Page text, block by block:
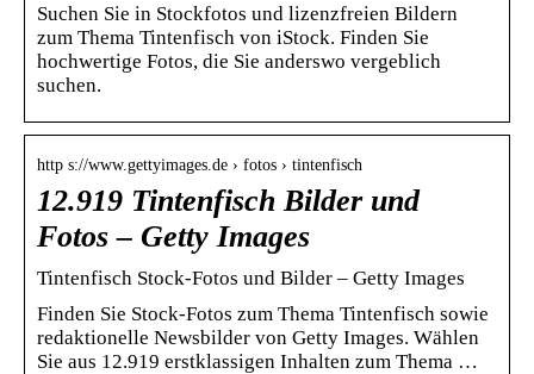
Suchen Sie in Stockfotos und lizenzfreien Bildern
zum Thema Tintenfisch von iStock. Finden Sie
hochwertige Fotos, die Sie anderswo vergeblich
suchen.
http s://www.gettyimages.de › fotos › tintenfisch
12.919 Tintenfisch Bilder und
Fotos – Getty Images
Tintenfisch Stock-Fotos und Bilder – Getty Images
Finden Sie Stock-Fotos zum Thema Tintenfisch sowie
redaktionelle Newsbilder von Getty Images. Wählen
Sie aus 12.919 erstklassigen Inhalten zum Thema …